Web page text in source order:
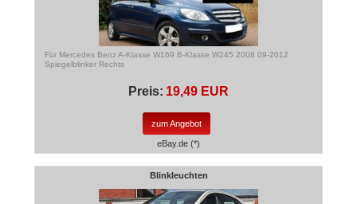
Für Mercedes Benz A-Klasse W169 B-Klasse W245 2008 09-2012
Spiegelblinker Rechts
Preis: 19,49 EUR
zum Angebot
eBay.de (*)
Blinkleuchten